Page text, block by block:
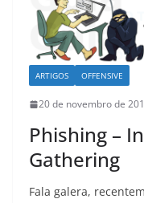
ARTIGOS OFFENSIVE
20 de novembro de
Phishing –
Gathering
Fala galera,